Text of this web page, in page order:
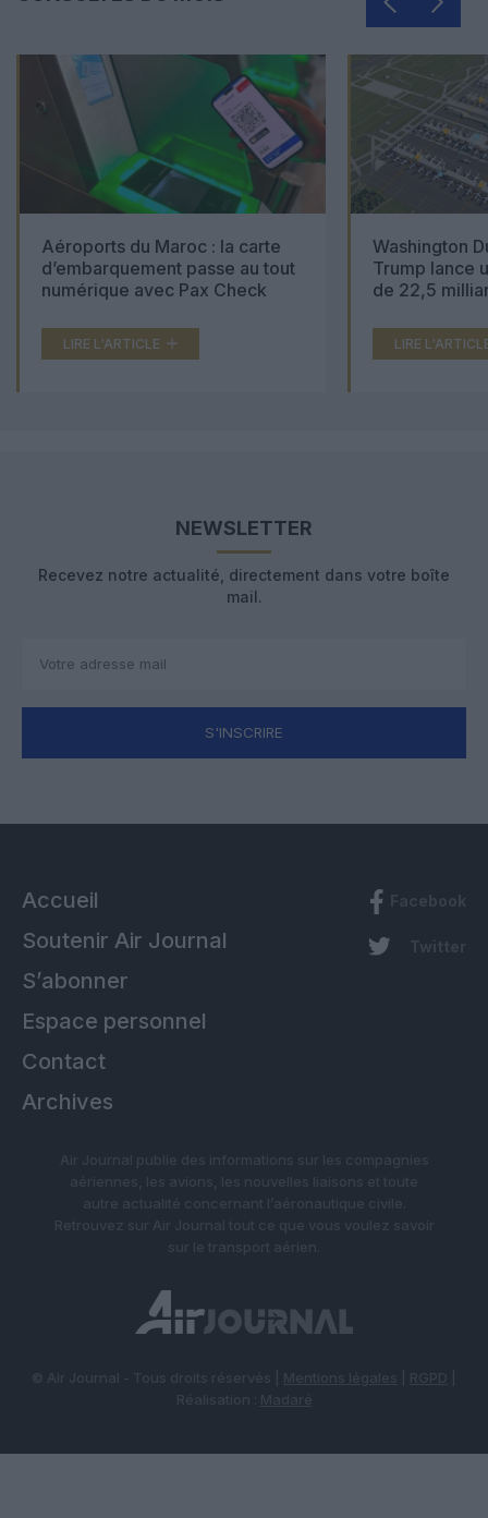
Aéroports du Maroc : la carte
d’embarquement passe au tout
numérique avec Pax Check
LIRE L'ARTICLE
Washington
Trump lance
de 22,5
LIRE
NEWSLETTER
Recevez notre actualité, directement dans votre boîte
mail.
S'INSCRIRE
Accueil
Soutenir Air Journal
S’abonner
Espace personnel
Contact
Archives